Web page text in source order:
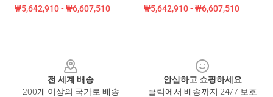
₩5,642,910 - ₩6,607,510 ₩5,642,910 - ₩6,607,510
전 세계 배송
200개 이상의 국가로 배송
안심하고 쇼핑하세요
클릭에서 배송까지 24/7 보호